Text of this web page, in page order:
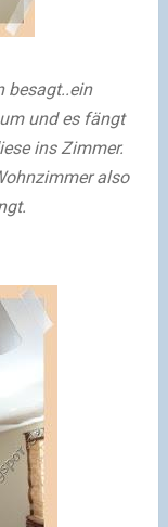
besagt..ein
und es fängt
ins Zimmer.
also